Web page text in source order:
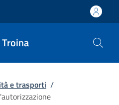
e trasporti /